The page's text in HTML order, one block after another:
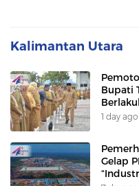
Kalimantan Utara
Bupati
1 day ago
Gelap